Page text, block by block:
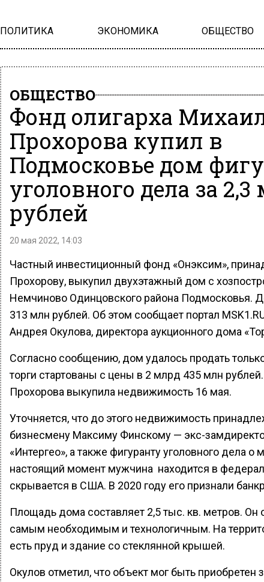
ПОЛИТИКА ЭКОНОМИКА ОБЩЕСТВО
ОБЩЕСТВО
Фонд олигарха
Прохорова купил в
Подмосковье дом
уголовного дела за
рублей
20 мая 2022, 14:03
Частный инвестиционный фонд «Онэксим»,
Прохорову, выкупил двухэтажный дом с
Немчиново Одинцовского района Подмосковья.
313 млн рублей. Об этом сообщает портал
Андрея Окулова, директора аукционного дома
Согласно сообщению, дом удалось продать только
торги стартованы с цены в 2 млрд 435 млн
Прохорова выкупила недвижимость 16 мая.
Уточняется, что до этого недвижимость
бизнесмену Максиму Финскому — экс-
«Интергео», а также фигуранту уголовного дела о
настоящий момент мужчина находится в
скрывается в США. В 2020 году его признали
Площадь дома составляет 2,5 тыс. кв. метров. Он
самым необходимым и технологичным. На
есть пруд и здание со стеклянной крышей.
Окулов отметил, что объект мог быть приобретен